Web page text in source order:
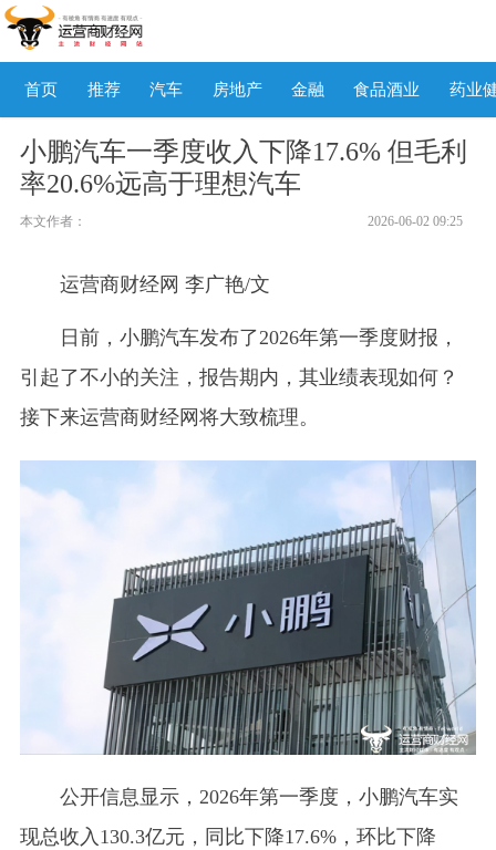
首页 推荐 汽车 房地产 金融 食品酒业 药业
小鹏汽车一季度收入下降17.6% 但毛利
率20.6%远高于理想汽车
本文作者： 2026-06-02 09:25
运营商财经网 李广艳/文
日前，小鹏汽车发布了2026年第一季度财报，
引起了不小的关注，报告期内，其业绩表现如何？
接下来运营商财经网将大致梳理。
公开信息显示，2026年第一季度，小鹏汽车实
现总收入130.3亿元，同比下降17.6%，环比下降